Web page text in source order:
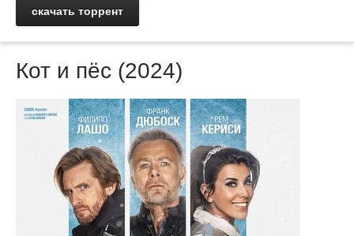
скачать торрент
Кот и пёс (2024)